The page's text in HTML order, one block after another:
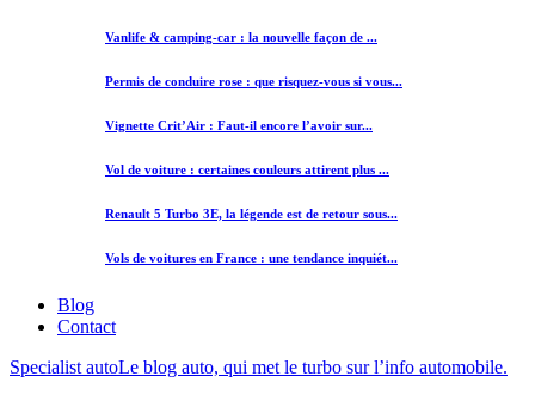
Vanlife & camping-car : la nouvelle façon de ...
Permis de conduire rose : que risquez-vous si vous...
Vignette Crit’Air : Faut-il encore l’avoir sur...
Vol de voiture : certaines couleurs attirent plus ...
Renault 5 Turbo 3E, la légende est de retour sous...
Vols de voitures en France : une tendance inquiét...
Blog
Contact
Specialist autoLe blog auto, qui met le turbo sur l’info automobile.